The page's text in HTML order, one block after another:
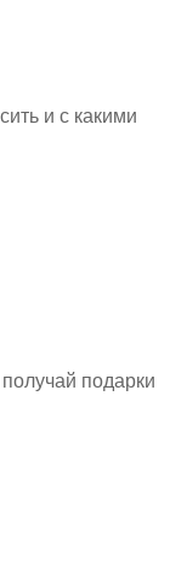
и с какими
подарки